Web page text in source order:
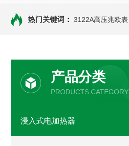
热门关键词： 3122A高压兆欧表
产品分类
PRODUCTS CATEGORY
浸入式电加热器